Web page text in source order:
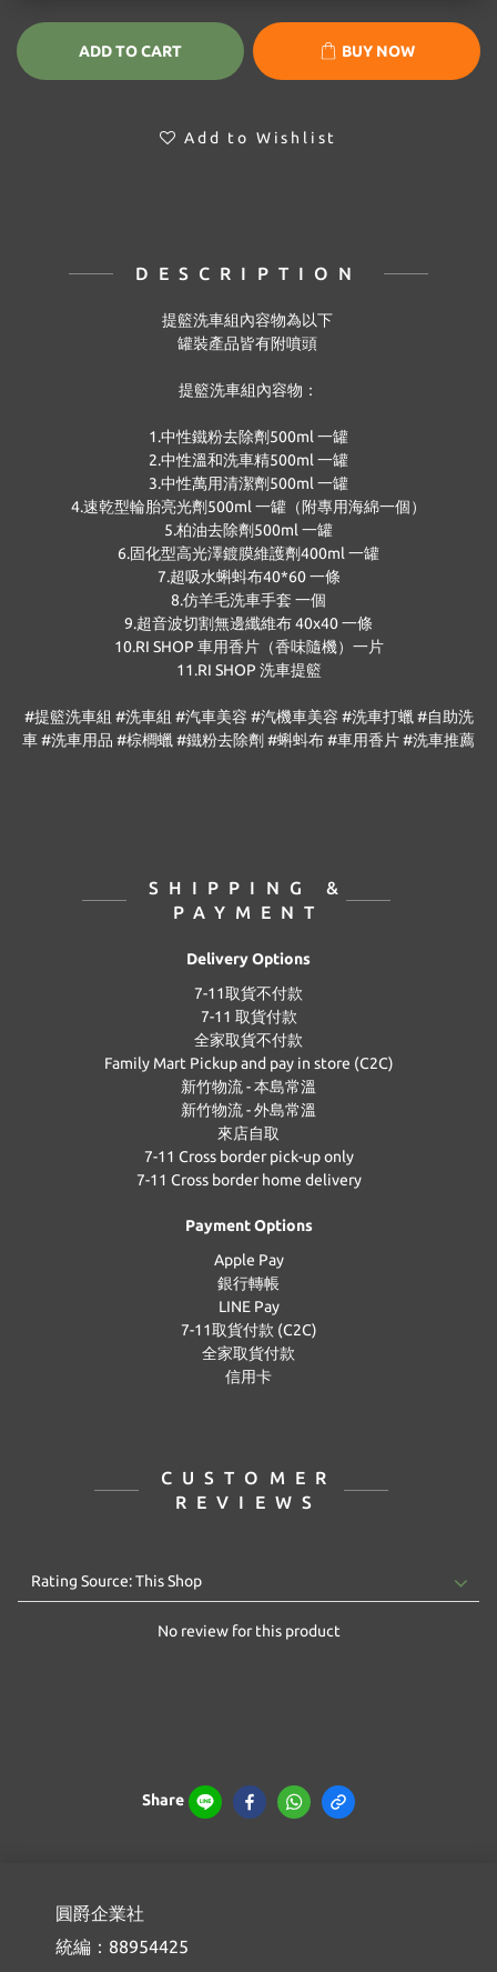
ADD TO CART BUY NOW
Add to Wishlist
DESCRIPTION
提籃洗車組內容物為以下
罐裝產品皆有附噴頭
提籃洗車組內容物：
1.中性鐵粉去除劑500ml 一罐
2.中性溫和洗車精500ml 一罐
3.中性萬用清潔劑500ml 一罐
4.速乾型輪胎亮光劑500ml 一罐（附專用海綿一個）
5.柏油去除劑500ml 一罐
6.固化型高光澤鍍膜維護劑400ml 一罐
7.超吸水蝌蚪布40*60 一條
8.仿羊毛洗車手套 一個
9.超音波切割無邊纖維布 40x40 一條
10.RI SHOP 車用香片（香味隨機）一片
11.RI SHOP 洗車提籃
#提籃洗車組 #洗車組 #汽車美容 #汽機車美容 #洗車打蠟 #自助洗
車 #洗車用品 #棕櫚蠟 #鐵粉去除劑 #蝌蚪布 #車用香片 #洗車推薦
SHIPPING &
PAYMENT
Delivery Options
7-11取貨不付款
7-11 取貨付款
全家取貨不付款
Family Mart Pickup and pay in store (C2C)
新竹物流 - 本島常溫
新竹物流 - 外島常溫
來店自取
7-11 Cross border pick-up only
7-11 Cross border home delivery
Payment Options
Apple Pay
銀行轉帳
LINE Pay
7-11取貨付款 (C2C)
全家取貨付款
信用卡
CUSTOMER
REVIEWS
No review for this product
Share
圓爵企業社
統編：88954425